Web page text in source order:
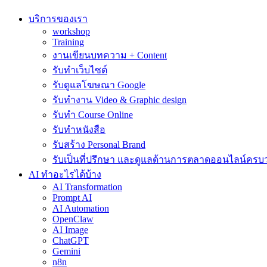
บริการของเรา
workshop
Training
งานเขียนบทความ + Content
รับทำเว็บไซต์
รับดูแลโฆษณา Google
รับทำงาน Video & Graphic design
รับทำ Course Online
รับทำหนังสือ
รับสร้าง Personal Brand
รับเป็นที่ปรึกษา และดูแลด้านการตลาดออนไลน์ครบ
AI ทำอะไรได้บ้าง
AI Transformation
Prompt AI
AI Automation
OpenClaw
AI Image
ChatGPT
Gemini
n8n